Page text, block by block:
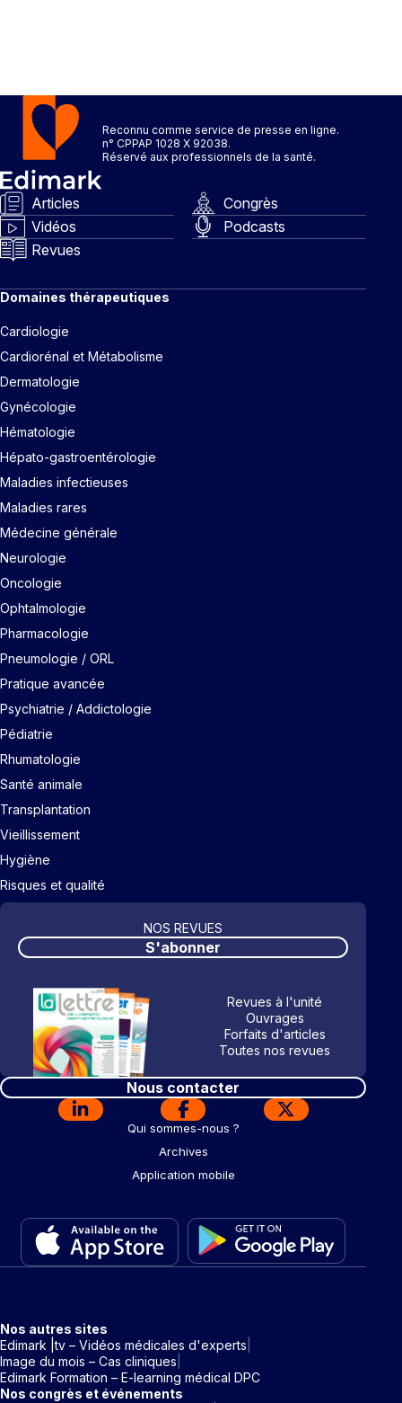
Reconnu comme service de presse en ligne.
n° CPPAP 1028 X 92038.
Réservé aux professionnels de la santé.
Articles
Congrès
Vidéos
Podcasts
Revues
Domaines thérapeutiques
Cardiologie
Cardiorénal et Métabolisme
Dermatologie
Gynécologie
Hématologie
Hépato-gastroentérologie
Maladies infectieuses
Maladies rares
Médecine générale
Neurologie
Oncologie
Ophtalmologie
Pharmacologie
Pneumologie / ORL
Pratique avancée
Psychiatrie / Addictologie
Pédiatrie
Rhumatologie
Santé animale
Transplantation
Vieillissement
Hygiène
Risques et qualité
NOS REVUES
S'abonner
Revues à l'unité
Ouvrages
Forfaits d'articles
Toutes nos revues
Nous contacter
Qui sommes-nous ?
Archives
Application mobile
Nos autres sites
Edimark |tv – Vidéos médicales d'experts
Image du mois – Cas cliniques
Edimark Formation – E-learning médical DPC
Nos congrès et événements